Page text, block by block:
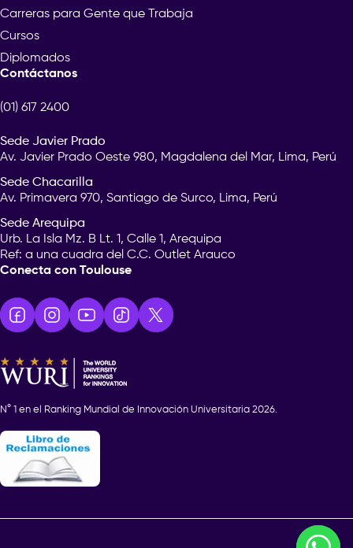
Carreras para Gente que Trabaja
Cursos
Diplomados
Contáctanos
(01) 617 2400
Sede Javier Prado
Av. Javier Prado Oeste 980, Magdalena del Mar, Lima, Perú
Sede Chacarilla
Av. Primavera 970, Santiago de Surco, Lima, Perú
Sede Arequipa
Urb. La Isla Mz. B Lt. 1, Calle 1, Arequipa
Ref: a una cuadra del C.C. Outlet Arauco
Conecta con Toulouse
N° 1 en el Ranking Mundial de Innovación Universitaria 2026.